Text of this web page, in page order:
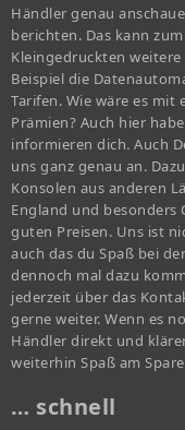
Händler genau
berichten. Das kann
Kleingedruckten
Beispiel die
Tarifen. Wie wäre es
Prämien? Auch hier
informieren dich. Auch
uns ganz genau an.
Konsolen aus anderen
England und besonders
guten Preisen. Uns ist
auch das du Spaß bei
dennoch mal dazu
jederzeit über das
gerne weiter. Wenn es
Händler direkt und
weiterhin Spaß am
… schnell